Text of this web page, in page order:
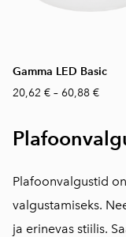
Gamma LED Basic
20,62 € – 60,88 €
Plafoonvalgustid
valgustamiseks.
ja erinevas stiilis.